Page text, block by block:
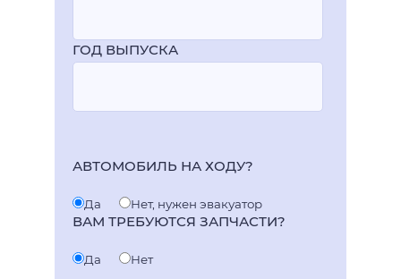
ГОД ВЫПУСКА
АВТОМОБИЛЬ НА ХОДУ?
Да Нет, нужен эвакуатор
ВАМ ТРЕБУЮТСЯ ЗАПЧАСТИ?
Да Нет